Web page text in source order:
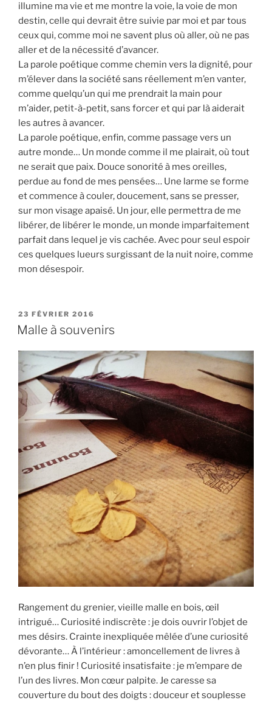
illumine ma vie et me montre la voie, la voie de mon
destin, celle qui devrait être suivie par moi et par tous
ceux qui, comme moi ne savent plus où aller, où ne pas
aller et de la nécessité d’avancer.
La parole poétique comme chemin vers la dignité, pour
m’élever dans la société sans réellement m’en vanter,
comme quelqu’un qui me prendrait la main pour
m’aider, petit-à-petit, sans forcer et qui par là aiderait
les autres à avancer.
La parole poétique, enfin, comme passage vers un
autre monde… Un monde comme il me plairait, où tout
ne serait que paix. Douce sonorité à mes oreilles,
perdue au fond de mes pensées… Une larme se forme
et commence à couler, doucement, sans se presser,
sur mon visage apaisé. Un jour, elle permettra de me
libérer, de libérer le monde, un monde imparfaitement
parfait dans lequel je vis cachée. Avec pour seul espoir
ces quelques lueurs surgissant de la nuit noire, comme
mon désespoir.
P
U
B
É
L
E
23 FÉVRIER 2016
Malle à souvenirs
Rangement du grenier, vieille malle en bois, œil
intrigué… Curiosité indiscrète : je dois ouvrir l’objet de
mes désirs. Crainte inexpliquée mêlée d’une curiosité
dévorante… À l’intérieur : amoncellement de livres à
n’en plus finir ! Curiosité insatisfaite : je m’empare de
l’un des livres. Mon cœur palpite. Je caresse sa
couverture du bout des doigts : douceur et souplesse